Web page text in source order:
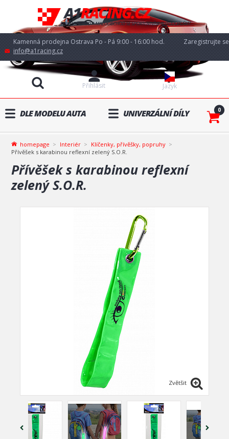
Kamenná prodejna Ostrava Po - Pá 9:00 - 16:00 hod.
info@a1racing.cz
Jazyk
Přihlásit
Zaregistrujte se
DLE MODELU AUTA UNIVERZÁLNÍ DÍLY 0
homepage Interiér
Klíčenky, přívěšky, popruhy
Přívěšek s karabinou reflexní zelený S.O.R.
Přívěšek s karabinou reflexní
zelený S.O.R.
Zvětšit